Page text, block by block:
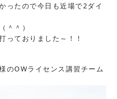
ったので今日も近場で2ダイ
＾＾）
っておりました～！！
のOWライセンス講習チーム